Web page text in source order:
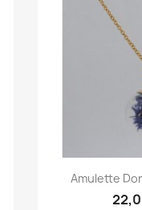

Amulette